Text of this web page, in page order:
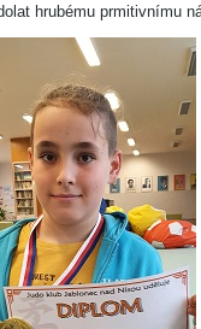
hrubému prmitivnímu